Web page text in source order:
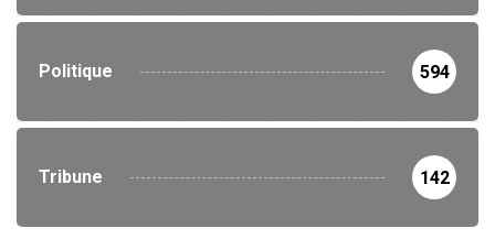
Politique 594
Tribune 142